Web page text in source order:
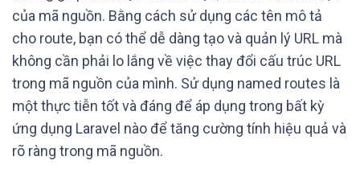
của mã nguồn. Bằng cách sử dụng các tên mô tả
cho route, bạn có thể dễ dàng tạo và quản lý URL mà
không cần phải lo lắng về việc thay đổi cấu trúc URL
trong mã nguồn của mình. Sử dụng named routes là
một thực tiễn tốt và đáng để áp dụng trong bất kỳ
ứng dụng Laravel nào để tăng cường tính hiệu quả và
rõ ràng trong mã nguồn.